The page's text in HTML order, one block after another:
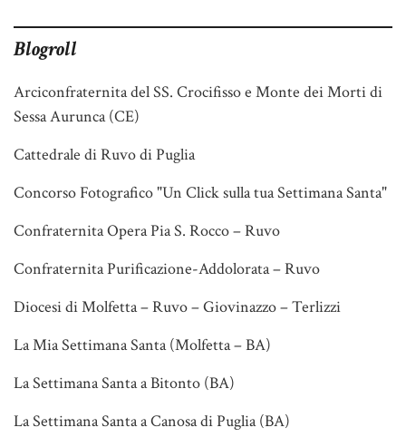
Blogroll
Arciconfraternita del SS. Crocifisso e Monte dei Morti di
Sessa Aurunca (CE)
Cattedrale di Ruvo di Puglia
Concorso Fotografico "Un Click sulla tua Settimana Santa"
Confraternita Opera Pia S. Rocco – Ruvo
Confraternita Purificazione-Addolorata – Ruvo
Diocesi di Molfetta – Ruvo – Giovinazzo – Terlizzi
La Mia Settimana Santa (Molfetta – BA)
La Settimana Santa a Bitonto (BA)
La Settimana Santa a Canosa di Puglia (BA)